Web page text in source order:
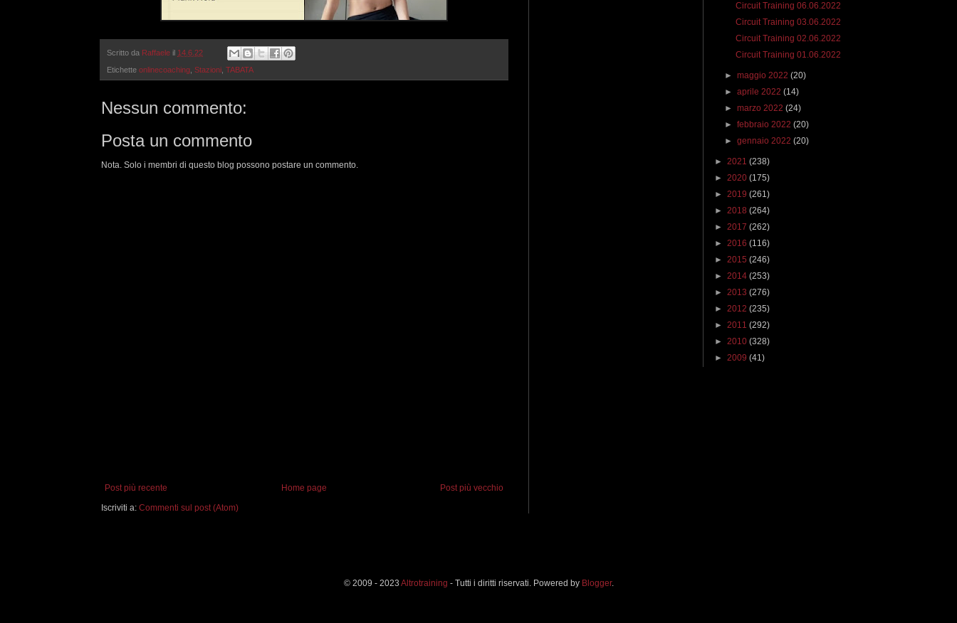
Scritto da Raffaele il 14.6.22
Etichette onlinecoaching Stazioni TABATA
Nessun commento:
Posta un commento
Nota. Solo i membri di questo blog possono postare un commento.
Post più recente Post più vecchio
Home page
Iscriviti a: Commenti sul post (Atom)
Circuit Training 06.06.2022
Circuit Training 03.06.2022
Circuit Training 02.06.2022
Circuit Training 01.06.2022
►maggio 2022(20)
►aprile 2022(14)
►marzo 2022(24)
►febbraio 2022(20)
►gennaio 2022(20)
► 2021 (238)
► 2020 (175)
► 2019 (261)
► 2018 (264)
► 2017 (262)
► 2016 (116)
► 2015 (246)
► 2014 (253)
► 2013 (276)
► 2012 (235)
► 2011 (292)
► 2010 (328)
► 2009 (41)
© 2009 - 2023 Altrotraining - Tutti i diritti riservati. Powered by Blogger.